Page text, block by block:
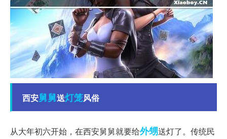
西安舅舅送灯笼风俗
从大年初六开始，在西安舅舅就要给外甥送灯了。传统民